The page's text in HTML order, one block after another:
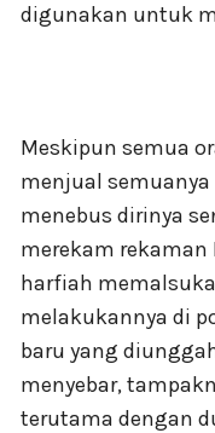
digunakan untuk
Meskipun semua
menjual semuanya
menebus dirinya
merekam rekaman
harfiah
melakukannya di
baru yang
menyebar,
terutama dengan